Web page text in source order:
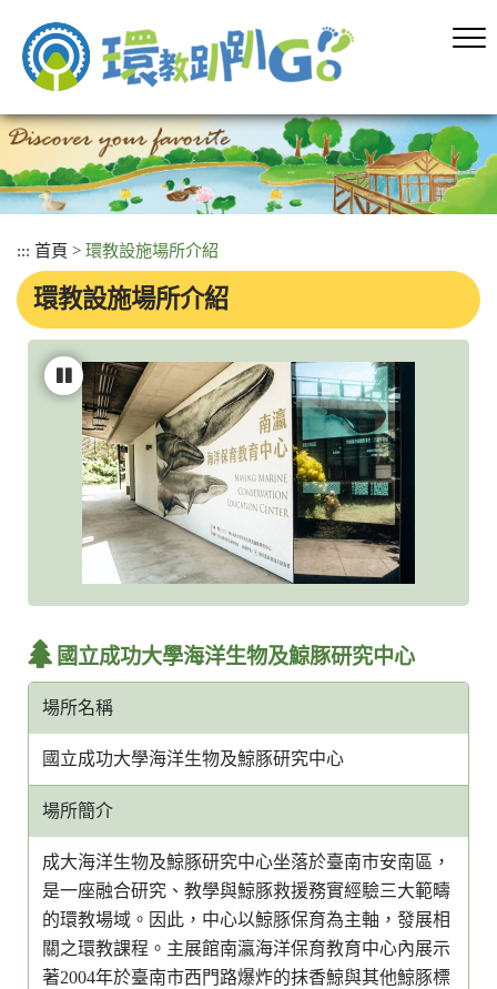
容
塊
::: 首頁 > 環教設施場所介紹
環教設施場所介紹
國立成功大學海洋生物及鯨豚研究中心
場所名稱
國立成功大學海洋生物及鯨豚研究中心
場所簡介
成大海洋生物及鯨豚研究中心坐落於臺南市安南區，
是一座融合研究、教學與鯨豚救援務實經驗三大範疇
的環教場域。因此，中心以鯨豚保育為主軸，發展相
關之環教課程。主展館南瀛海洋保育教育中心內展示
著2004年於臺南市西門路爆炸的抹香鯨與其他鯨豚標